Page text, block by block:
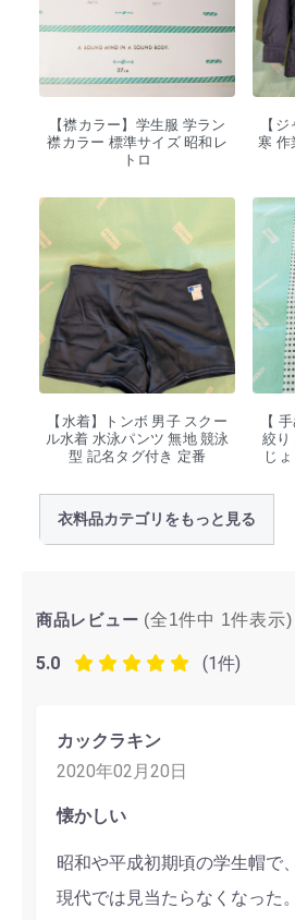
【襟カラー】学生服 学ラン
襟カラー 標準サイズ 昭和レ
トロ
【
寒 作
【水着】トンボ 男子 スクー
ル水着 水泳パンツ 無地 競泳
型 記名タグ付き 定番
【
絞り
じ
衣料品カテゴリをもっと見る
商品レビュー (全1件中 1件表示)
5.0 (1件)
カックラキン
2020年02月20日
懐かしい
昭和や平成初期頃の学生帽で、
現代では見当たらなくなった。